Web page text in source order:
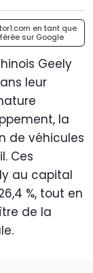
en tant que
sur Google
Geely
leur
la
de véhicules
Ces
au capital
%, tout en
de la